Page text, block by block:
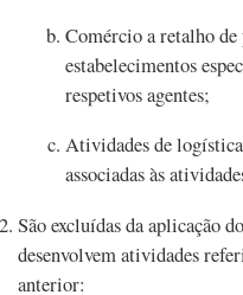
Comércio a retalho
estabelecimentos
respetivos agentes;
Atividades de
associadas às
São excluídas da aplicação
desenvolvem atividades
anterior: